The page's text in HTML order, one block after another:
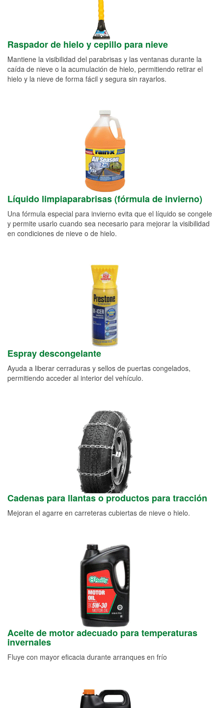
Raspador de hielo y cepillo para nieve
Mantiene la visibilidad del parabrisas y las ventanas durante la
caída de nieve o la acumulación de hielo, permitiendo retirar el
hielo y la nieve de forma fácil y segura sin rayarlos.
Líquido limpiaparabrisas (fórmula de invierno)
Una fórmula especial para invierno evita que el líquido se congele
y permite usarlo cuando sea necesario para mejorar la visibilidad
en condiciones de nieve o de hielo.
Espray descongelante
Ayuda a liberar cerraduras y sellos de puertas congelados,
permitiendo acceder al interior del vehículo.
Cadenas para llantas o productos para tracción
Mejoran el agarre en carreteras cubiertas de nieve o hielo.
Aceite de motor adecuado para temperaturas
invernales
Fluye con mayor eficacia durante arranques en frío